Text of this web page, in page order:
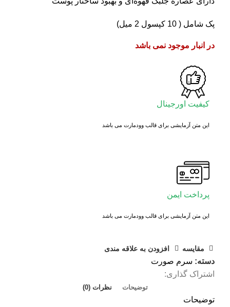
پک شامل ( 10 کپسول 2 میل)
در انبار موجود نمی باشد
کیفیت اورجینال
این متن آزمایشی برای قالب وودمارت می باشد
پرداخت ایمن
این متن آزمایشی برای قالب وودمارت می باشد
مقايسه افزودن به علاقه مندی
دسته: سرم صورت
اشتراک گذاری:
توضیحات نظرات (0)
توضیحات